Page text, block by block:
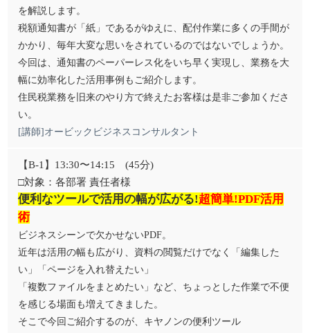
を解説します。
税額通知書が「紙」であるがゆえに、配付作業に多くの手間が
かかり、毎年大変な思いをされているのではないでしょうか。
今回は、通知書のペーパーレス化をいち早く実現し、業務を大
幅に効率化した活用事例もご紹介します。
住民税業務を旧来のやり方で終えたお客様は是非ご参加くださ
い。
[講師]オービックビジネスコンサルタント
【B-1】13:30〜14:15 (45分)
□対象：各部署 責任者様
便利なツールで活用の幅が広がる!超簡単!PDF活用
術
ビジネスシーンで欠かせないPDF。
近年は活用の幅も広がり、資料の閲覧だけでなく「編集した
い」「ページを入れ替えたい」
「複数ファイルをまとめたい」など、ちょっとした作業で不便
を感じる場面も増えてきました。
そこで今回ご紹介するのが、キヤノンの便利ツール